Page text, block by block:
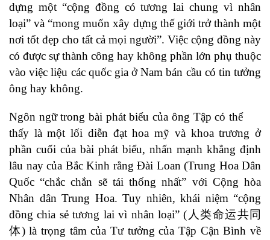
dựng một “cộng đồng có tương lai chung vì nhân
loại” và “mong muốn xây dựng thế giới trở thành một
nơi tốt đẹp cho tất cả mọi người”. Việc cộng đồng này
có được sự thành công hay không phần lớn phụ thuộc
vào việc liệu các quốc gia ở Nam bán cầu có tin tưởng
ông hay không.
Ngôn ngữ trong bài phát biểu của ông Tập có thể
thấy là một lối diễn đạt hoa mỹ và khoa trương ở
phần cuối của bài phát biểu, nhấn mạnh khẳng định
lâu nay của Bắc Kinh rằng Đài Loan (Trung Hoa Dân
Quốc “chắc chắn sẽ tái thống nhất” với Cộng hòa
Nhân dân Trung Hoa. Tuy nhiên, khái niệm “cộng
đồng chia sẻ tương lai vì nhân loại” (人类命运共同
体) là trọng tâm của Tư tưởng của Tập Cận Bình về